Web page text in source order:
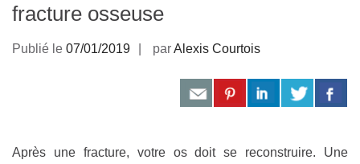
fracture osseuse
Publié le 07/01/2019 parAlexis Courtois
Après une fracture, votre os doit se reconstruire. Une